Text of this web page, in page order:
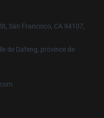
San Francisco, CA 94107,
de Dafeng, province de